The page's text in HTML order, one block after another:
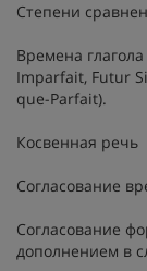
Степени
Времена
Imparfait, Futur
que-Parfait).
Косвенная речь
Согласование
Согласование
дополнением в